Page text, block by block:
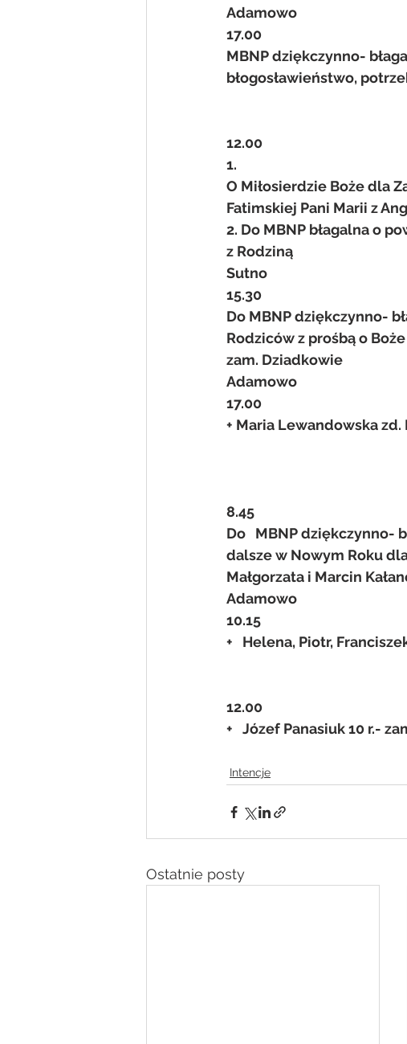
Adamowo
17.00
MBNP dziękczynno-
błogosławieństwo,
12.00
1.
O Miłosierdzie Boże dla
Fatimskiej Pani Marii z
2. Do MBNP błagalna o
z Rodziną
Sutno
15.30
Do MBNP dziękczynno-
Rodziców z prośbą o
zam. Dziadkowie
Adamowo
17.00
+ Maria Lewandowska zd.
8.45
Do   MBNP dziękczynno-
dalsze w Nowym Roku
Małgorzata i Marcin
Adamowo
10.15
+   Helena, Piotr,
12.00
+   Józef Panasiuk 10 r.-
Intencje
Ostatnie posty